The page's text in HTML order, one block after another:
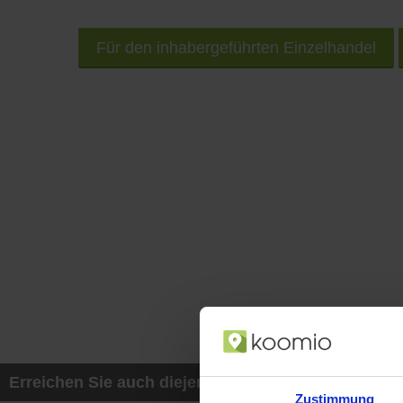
Zustimmung
Für den inhabergeführten Einzelhandel
Erreichen Sie auch diejenigen Kunden, die mit